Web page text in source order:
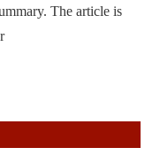
The article is